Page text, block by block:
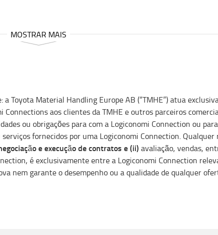
MOSTRAR MAIS
a Toyota Material Handling Europe AB (“TMHE”) atua
Connections aos clientes da TMHE e outros parceiros
ou obrigações para com a Logiconomi Connection ou
fornecidos por uma Logiconomi Connection. Qualquer
e execução de contratos e (ii) avaliação, vendas,
é exclusivamente entre a Logiconomi Connection
nem garante o desempenho ou a qualidade de qualquer